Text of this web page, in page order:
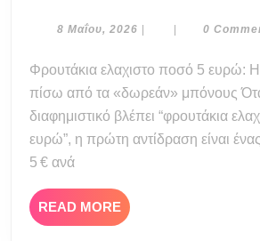
ποσό
ευρώ:
Η
κρύα
αλήθεια
τα
«δωρεάν»
8 Μαΐου, 2026 8| | 0
Φρουτάκια ελαχιστο ποσό 5 ευρώ: Η κρύα αλήθεια
πίσω από τα «δωρεάν» μπόνους
διαφημιστικό βλέπει “φρουτάκια
ευρώ”, η πρώτη αντίδραση είναι
5 € ανά
READ MORE READ
MORE